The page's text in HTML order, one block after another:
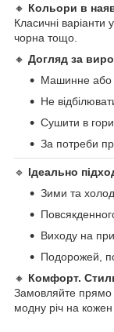
🔸 Кольори в
Класичні варіанти
чорна тощо.
🔸 Догляд за
Машинне або
Не
Сушити в
За потреби
🔹 Ідеально
Зими та
Виходу на
Подорожей,
🔸 Комфорт.
Замовляйте прямо
модну річ на